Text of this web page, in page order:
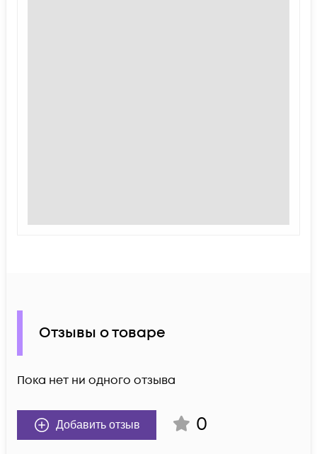
Отзывы о товаре
Пока нет ни одного отзыва
Добавить отзыв 0